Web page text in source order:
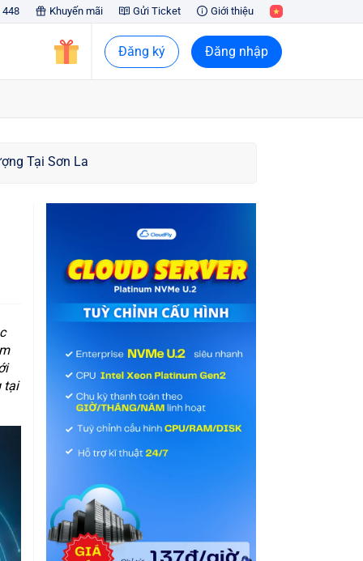
448 Khuyến mãi Gửi Ticket Giới thiệu
Đăng ký Đăng nhập
Tại Sơn La
tại